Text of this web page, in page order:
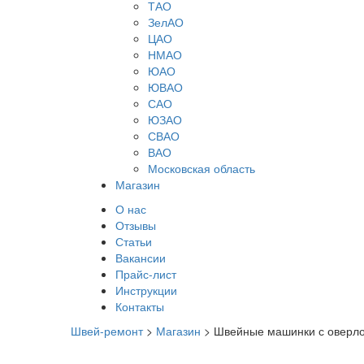
ТАО
ЗелАО
ЦАО
НМАО
ЮАО
ЮВАО
САО
ЮЗАО
СВАО
ВАО
Московская область
Магазин
О нас
Отзывы
Статьи
Вакансии
Прайс-лист
Инструкции
Контакты
Швей-ремонт> Магазин > Швейные машинки с